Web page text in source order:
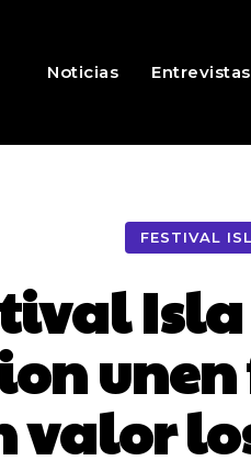
Noticias
FESTIVAL
valor